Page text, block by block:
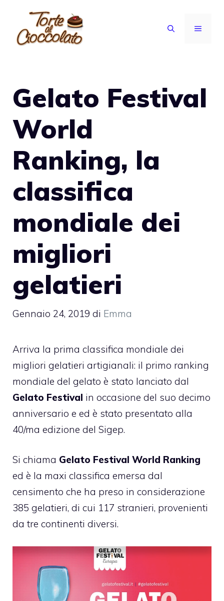
contenuto
MENU
Gelato Festival
World
Ranking, la
classifica
mondiale dei
migliori
gelatieri
Gennaio 24, 2019 di Emma
Arriva la prima classifica mondiale dei
migliori gelatieri artigianali: il primo ranking
mondiale del gelato è stato lanciato dal
Gelato Festival in occasione del suo decimo
anniversario e ed è stato presentato alla
40/ma edizione del Sigep.
Si chiama Gelato Festival World Ranking
ed è la maxi classifica emersa dal
censimento che ha preso in considerazione
385 gelatieri, di cui 117 stranieri, provenienti
da tre continenti diversi.